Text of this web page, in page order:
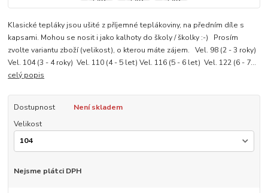
Klasické tepláky jsou ušité z příjemné teplákoviny, na předním díle s
kapsami. Mohou se nosit i jako kalhoty do školy / školky :-) Prosím
zvolte variantu zboží (velikost), o kterou máte zájem. Vel. 98 (2 - 3 roky)
Vel. 104 (3 - 4 roky) Vel. 110 (4 - 5 let) Vel. 116 (5 - 6 let) Vel. 122 (6 - 7...
celý popis
Dostupnost
Není skladem
Velikost
Nejsme plátci DPH